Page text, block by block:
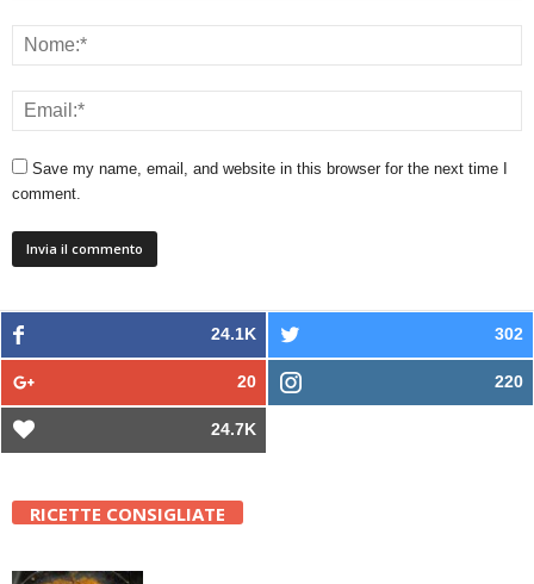
Save my name, email, and website in this browser for the next time I
comment.
24.1K 302
20 220
24.7K
RICETTE CONSIGLIATE